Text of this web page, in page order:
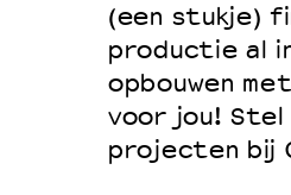
(een stukje)
productie al
opbouwen
voor jou! Stel
projecten bij